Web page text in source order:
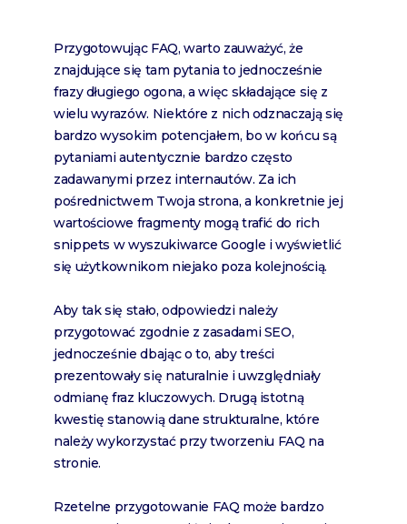
Przygotowując FAQ, warto zauważyć, że
znajdujące się tam pytania to jednocześnie
frazy długiego ogona, a więc składające się z
wielu wyrazów. Niektóre z nich odznaczają się
bardzo wysokim potencjałem, bo w końcu są
pytaniami autentycznie bardzo często
zadawanymi przez internautów. Za ich
pośrednictwem Twoja strona, a konkretnie jej
wartościowe fragmenty mogą trafić do rich
snippets w wyszukiwarce Google i wyświetlić
się użytkownikom niejako poza kolejnością.
Aby tak się stało, odpowiedzi należy
przygotować zgodnie z zasadami SEO,
jednocześnie dbając o to, aby treści
prezentowały się naturalnie i uwzględniały
odmianę fraz kluczowych. Drugą istotną
kwestię stanowią dane strukturalne, które
należy wykorzystać przy tworzeniu FAQ na
stronie.
Rzetelne przygotowanie FAQ może bardzo